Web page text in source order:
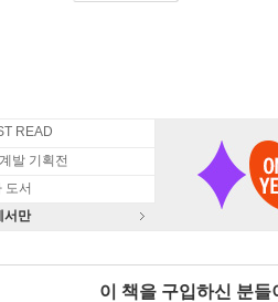
READ
발 기획전
도서
서만
이 책을 구입하신 분